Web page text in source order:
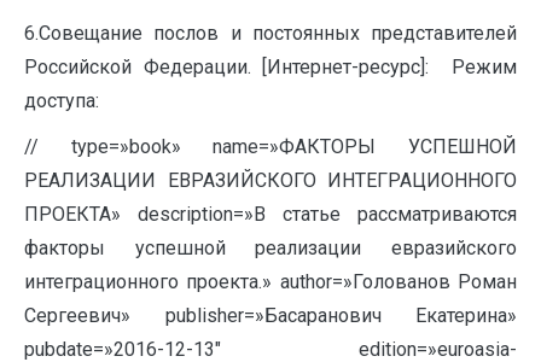
6.Совещание послов и постоянных представителей
Российской Федерации. [Интернет-ресурс]: Режим
доступа:
// type=»book» name=»ФАКТОРЫ УСПЕШНОЙ
РЕАЛИЗАЦИИ ЕВРАЗИЙСКОГО ИНТЕГРАЦИОННОГО
ПРОЕКТА» description=»В статье рассматриваются
факторы успешной реализации евразийского
интеграционного проекта.» author=»Голованов Роман
Сергеевич» publisher=»Басаранович Екатерина»
pubdate=»2016-12-13″ edition=»euroasia-